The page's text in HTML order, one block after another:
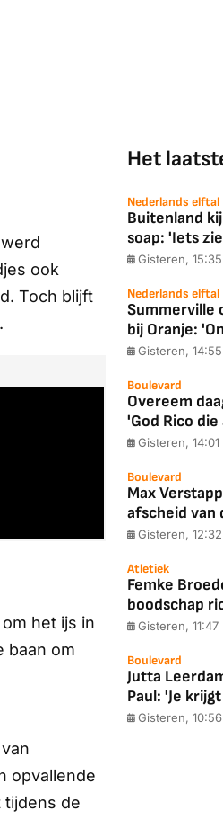
ook
Toch blijft
het ijs in
baan om
opvallende
tijdens de
Het
Nederlands elftal
Buitenland
soap: 'Iets
Gisteren, 15:35
Nederlands elftal
Summerville
bij Oranje:
Gisteren, 14:55
Boulevard
Overeem
'God Rico
Gisteren, 14:01
Boulevard
Max
afscheid van
Gisteren, 12:32
Atletiek
Femke
boodschap
Gisteren, 11:47
Boulevard
Jutta
Paul: 'Je
Gisteren, 10:56